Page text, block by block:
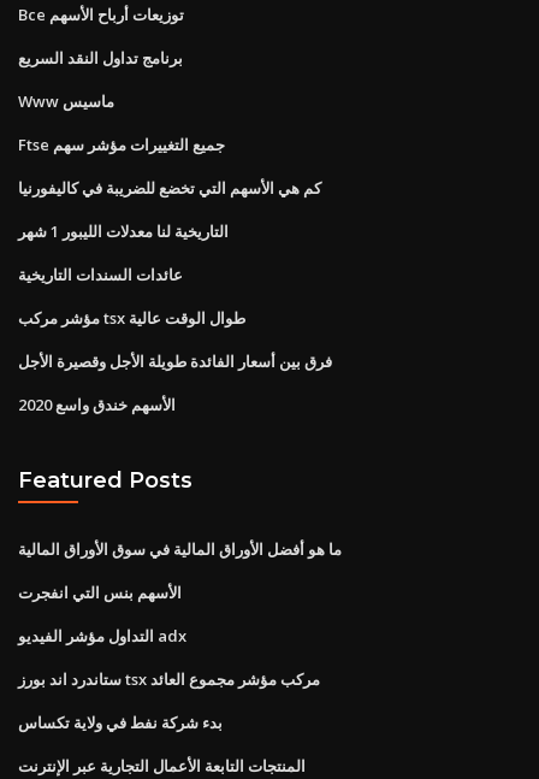
Bce توزيعات أرباح الأسهم
برنامج تداول النقد السريع
Www ماسيس
Ftse جميع التغييرات مؤشر سهم
كم هي الأسهم التي تخضع للضريبة في كاليفورنيا
التاريخية لنا معدلات الليبور 1 شهر
عائدات السندات التاريخية
مؤشر مركب tsx طوال الوقت عالية
فرق بين أسعار الفائدة طويلة الأجل وقصيرة الأجل
الأسهم خندق واسع 2020
Featured Posts
ما هو أفضل الأوراق المالية في سوق الأوراق المالية
الأسهم بنس التي انفجرت
التداول مؤشر الفيديو adx
ستاندرد اند بورز tsx مركب مؤشر مجموع العائد
بدء شركة نفط في ولاية تكساس
المنتجات التابعة الأعمال التجارية عبر الإنترنت